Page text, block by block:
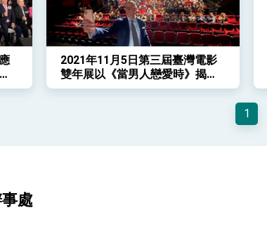
2021年11月5日第三屆臺灣電影
雙年展以《當男人戀愛時》揭開
序幕
1
處